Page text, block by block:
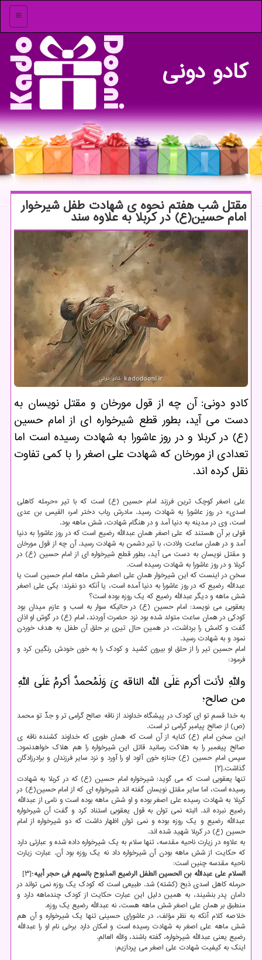
منو
كادو دونی
مقتل شب هفتم نحوه ی شهادت طفل شیرخوار
امام حسین(ع) در کربلا به علاوه سند
کادو دونی: آن چه از قول مورخان و مقتل نویسان به
دست می آید، بطور قطع شیرخواره ای از امام حسین
(ع) در کربلا و در روز عاشورا به شهادت رسیده است اما
تعدادی از مورخان که شهادت علی اصغر را با کمی تفاوت
نقل کرده اند.
علی اصغر کوچک ترین فرزند امام حسین (ع) است که با تیر «حرمله کاهلی
اسدی» در روز عاشورا به شهادت رسید. مادرش رباب دختر امرء القیس بن عدی
است، وی در مدینه به دنیا آمد و در هنگام شهادت، شش ماهه بود.
قولی بر آن هستند که علی اصغر همان عبدالله رضیع است که در روز عاشورا به دنیا
آمد و در همان ساعت ولادت، با تیر دشمن به شهادت رسید. آن چه از قول مورخان
و مقتل نویسان به دست می آید، بطور قطع شیرخواره ای از امام حسین (ع) در
کربلا و در روز عاشورا به شهادت رسیده است.
سخن در اینست که این شیرخوار همان علی اصغر شش ماهه امام حسین است یا
عبدالله رضیع که در روز عاشورا به دنیا آمده است، یا آنکه دو نفرند: یکی علی اصغر
شش ماهه و دیگر عبدالله رضیع که یک روزه بوده است؟
یعقوبی می نویسد: امام حسین (ع) در حالیکه سوار به اسب و عازم میدان بود
کودکی در همان ساعت متولد شده بود نزد حضرت آوردند، امام (ع) در گوش او اذان
گفت و کامش را برداشت، در همین حال تیری بر حلق آن طفل به هدف خوردن
نمود و به شهادت رسید.
امام حسین تیر را از حلق او بیرون کشید و کودک را به خون خودش رنگین کرد و
فرمود:
واللهِ لأنت أکرم عَلَی الله الناقه یَ وَلَمُحمدٌ أکرمُ عَلَی اللهِ
من صالح؛
به خدا قسم تو ای کودک در پیشگاه خداوند از ناقه صالح گرامی تر و جدِّ تو محمد
(ص) از صالح پیامبر گرامی تر است.
این سخن امام (ع) کنایه از آن است که همان طوری که خداوند کشنده ناقه ی
صالح پیغمبر را به هلاکت رسانید قاتل این شیرخواره را هم هلاک خواهدنمود.
سپس امام حسین (ع) جنازه خون آلود او را آورد و نزد سایر فرزندان و برادرزادگان
گذاشت.[۲]
تنها یعقوبی است که می گوید: شیرخواره امام حسین (ع) که در کربلا به شهادت
رسیده است، اما سایر مقتل نویسان گفته اند شیرخواره ای که از امام حسین(ع) در
کربلا به شهادت رسیده علی اصغر بوده و او شش ماهه بوده است و نامی از عبدالله
رضیع نبرده اند. البته نمی توان به قول یعقوبی استناد کرد و گفت آن شیرخواره
عبدالله رضیع و یک روزه بوده و نمی توان اظهار داشت که دو شیرخواره از امام
حسین (ع) در کربلا شهید شده اند.
به علاوه در زیارت ناحیه مقدسه، تنها سلام به یک شیرخواره داده شده و عبارتی دارد
که حکایت از شش ماهه بودن آن شیرخواره داد نه یک روزه بود آن. عبارت زیارت
ناحیه مقدسه چنین است:
السلام علی عبدالله بن الحسین الطفل الرضیع المذبوح بالسهم فی حجر أبیه؛[۳]
حرمله کاهل اسدی ذبح (کشته) شد. طبیعی است که کودک یک روزه نمی تواند در
دامان پدر بنشیند، به همین دلیل این عبارت حکایت از کودک چندماهه دارد و
منطبق بر همان علی اصغر شش ماهه هست، نه عبدالله رضیع یک روزه.
خلاصه کلام آنکه به نظر مؤلف، در عاشورای حسینی تنها یک شیرخواره و آن هم
شش ماهه علی اصغر به شهادت رسیده است و امکان دارد برخی نام او را عبدالله
رضیع یعنی عبدالله شیرخواره، گفته باشند، والله العالم.
اینک به کیفیت شهادت علی اصغر می پردازیم: